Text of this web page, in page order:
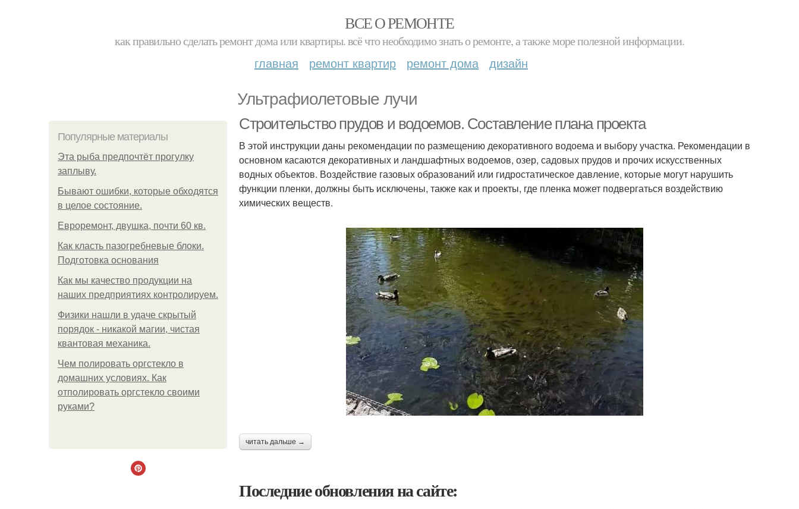
ВСЕ О РЕМОНТЕ
как правильно сделать ремонт дома или квартиры. всё что необходимо знать о ремонте, а также море полезной информации.
главная ремонт квартир ремонт дома дизайн
Ультрафиолетовые лучи
Популярные материалы
Эта рыба предпочтёт прогулку
заплыву.
Бывают ошибки, которые обходятся
в целое состояние.
Евроремонт, двушка, почти 60 кв.
Как класть пазогребневые блоки.
Подготовка основания
Как мы качество продукции на
наших предприятиях контролируем.
Физики нашли в удаче скрытый
порядок - никакой магии, чистая
квантовая механика.
Чем полировать оргстекло в
домашних условиях. Как
отполировать оргстекло своими
руками?
Строительство прудов и водоемов. Составление плана проекта
В этой инструкции даны рекомендации по размещению декоративного водоема и выбору участка. Рекомендации в
основном касаются декоративных и ландшафтных водоемов, озер, садовых прудов и прочих искусственных
водных объектов. Воздействие газовых образований или гидростатическое давление, которые могут нарушить
функции пленки, должны быть исключены, также как и проекты, где пленка может подвергаться воздействию
химических веществ.
читать дальше →
Последние обновления на сайте: